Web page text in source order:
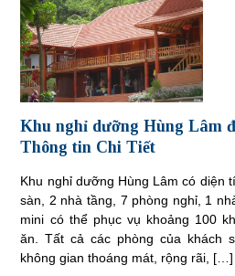
Khu nghỉ dưỡng Hùng Lâm
Thông tin Chi Tiết
Khu nghỉ dưỡng Hùng Lâm có diện
sàn, 2 nhà tầng, 7 phòng nghỉ, 1
mini có thể phục vụ khoảng 100
ăn. Tất cả các phòng của khách
không gian thoáng mát, rộng rãi, […]